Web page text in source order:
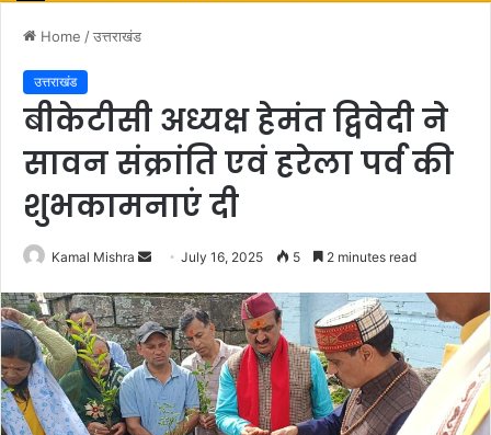
Home /उत्तराखंड
उत्तराखंड
बीकेटीसी अध्यक्ष हेमंत द्विवेदी ने
सावन संक्रांति एवं हरेला पर्व की
शुभकामनाएं दी
Kamal Mishra
Send
email
July 16, 2025 5 2 minutes read